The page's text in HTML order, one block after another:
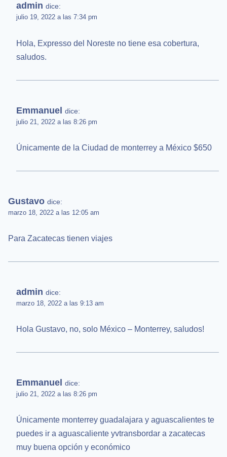
admin dice:
julio 19, 2022 a las 7:34 pm
Hola, Expresso del Noreste no tiene esa cobertura,
saludos.
Emmanuel dice:
julio 21, 2022 a las 8:26 pm
Únicamente de la Ciudad de monterrey a México $650
Gustavo dice:
marzo 18, 2022 a las 12:05 am
Para Zacatecas tienen viajes
admin dice:
marzo 18, 2022 a las 9:13 am
Hola Gustavo, no, solo México – Monterrey, saludos!
Emmanuel dice:
julio 21, 2022 a las 8:26 pm
Únicamente monterrey guadalajara y aguascalientes te
puedes ir a aguascaliente yvtransbordar a zacatecas
muy buena opción y económico